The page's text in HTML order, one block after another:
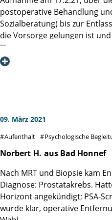
Mit aufrichtigem Dank und
Mut an alle, die den Weg noch
aus Aalen
postoperative Behandlung
Sozialberatung) bis zur
die Vorsorge gelungen ist
prostatektomiert werden
ich diesbezüglich geheilt bin.
Katheterziehen weitgehend
angebunden mit mir (2 x 5
Besonders danken möchte
und Herrn Helms) für ihren
empathischen Einsatz.
Eigentlich wollte ich, fit wie
Wochen wieder arbeiten. Die
09. März 2021
Aufenthalt Psychologische
Norbert H. aus Bad Honnef
Nach MRT und Biopsie kam
Diagnose: Prostatakrebs.
Horizont angekündigt; PSA-
wurde klar, operative